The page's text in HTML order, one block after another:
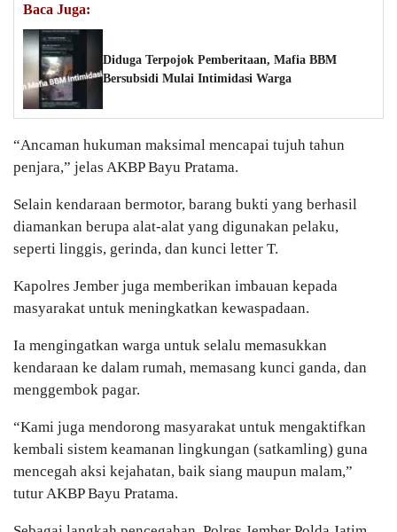
Baca Juga:
Diduga Terpojok Pemberitaan, Mafia BBM
Bersubsidi Mulai Intimidasi Warga
“Ancaman hukuman maksimal mencapai tujuh tahun
penjara,” jelas AKBP Bayu Pratama.
Selain kendaraan bermotor, barang bukti yang berhasil
diamankan berupa alat-alat yang digunakan pelaku,
seperti linggis, gerinda, dan kunci letter T.
Kapolres Jember juga memberikan imbauan kepada
masyarakat untuk meningkatkan kewaspadaan.
Ia mengingatkan warga untuk selalu memasukkan
kendaraan ke dalam rumah, memasang kunci ganda, dan
menggembok pagar.
“Kami juga mendorong masyarakat untuk mengaktifkan
kembali sistem keamanan lingkungan (satkamling) guna
mencegah aksi kejahatan, baik siang maupun malam,”
tutur AKBP Bayu Pratama.